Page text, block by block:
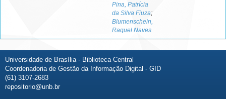
Pina, Patrícia
da Silva Fiuza;
Blumenschein,
Raquel Naves
Universidade de Brasília - Biblioteca Central
Coordenadoria de Gestão da Informação Digital - GID
(61) 3107-2683
repositorio@unb.br